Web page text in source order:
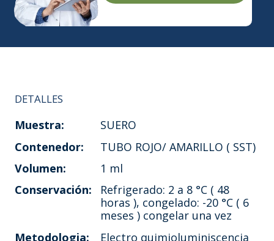
DETALLES
Muestra:
SUERO
Contenedor:
TUBO ROJO/ AMARILLO ( SST)
Volumen:
1 ml
Conservación:
Refrigerado: 2 a 8 °C ( 48
horas ), congelado: -20 °C ( 6
meses ) congelar una vez
Metodologia:
Electro quimioluminiscencia